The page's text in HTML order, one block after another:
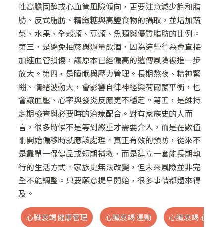
性高膽固醇或心血管風險傾向，更要注意減少飽和脂
肪、反式脂肪、精緻糖與高鹽食物的攝取，並增加蔬
菜、水果、全穀類、豆類、魚類與優質脂肪的比例。
第三，是避免抽菸與過量飲酒，因為這些行為會直接
加速血管損傷，讓原本已經偏高的遺傳風險被進一步
放大。第四，是睡眠與壓力管理。長期熬夜、精神緊
繃、情緒波動大，會影響自律神經與荷爾蒙平衡，也
會讓血壓、心率與發炎反應更不穩定。第五，是維持
定期檢查與必要時的治療配合。對有家族史的人而
言，很多時候不是等到嚴重才需要介入，而是在數值
剛開始偏移時就應該處理。真正有效的預防，從來不
是靠單一保健品或短期補救，而是建立一套能長期執
行的生活方式。家族史無法改變，但未來風險並非完
全不能調整。只要願意提早開始，很多事情都還來得
及。
心臟衰竭 健康管理 心臟衰竭 運動 心臟衰竭 心律